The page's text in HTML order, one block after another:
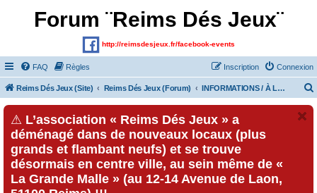
Forum ¨Reims Dés Jeux¨
http://reimsdesjeux.fr/facebook-events
FAQ Règles Connexion
Inscription
Reims Dés Jeux (Site) Reims Dés Jeux (Forum) INFORMATIONS / À LIRE AVANT DE POSTER
⚠ L’association « Reims Dés Jeux » a
déménagé dans de nouveaux locaux (plus
grands et flambant neufs) et se trouve
désormais en centre ville, au sein même de «
La Grande Malle » (au 12-14 Avenue de Laon,